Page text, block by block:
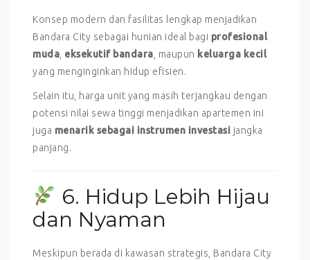
Konsep modern dan fasilitas lengkap menjadikan
Bandara City sebagai hunian ideal bagi profesional
muda eksekutif bandara , maupun keluarga kecil
yang menginginkan hidup efisien.
Selain itu, harga unit yang masih terjangkau dengan
potensi nilai sewa tinggi menjadikan apartemen ini
juga menarik sebagai instrumen investasi jangka
panjang.
6. Hidup Lebih Hijau
dan Nyaman
Meskipun berada di kawasan strategis, Bandara City